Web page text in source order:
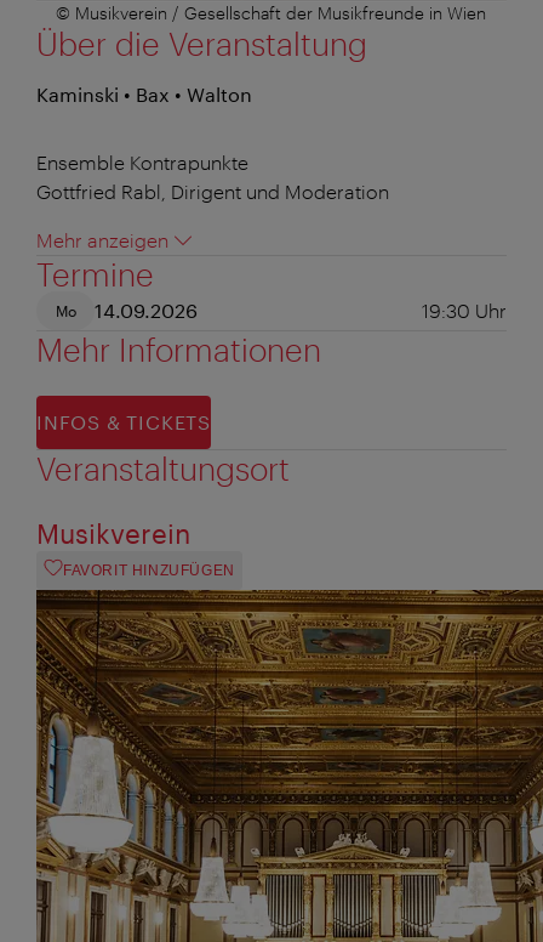
© Musikverein / Gesellschaft der Musikfreunde in Wien
Über die Veranstaltung
Kaminski • Bax • Walton
Ensemble Kontrapunkte
Gottfried Rabl, Dirigent und Moderation
Mehr anzeigen
Termine
Mo 14.09.2026 19:30 Uhr
Mehr Informationen
INFOS & TICKETS
Veranstaltungsort
Musikverein
FAVORIT HINZUFÜGEN